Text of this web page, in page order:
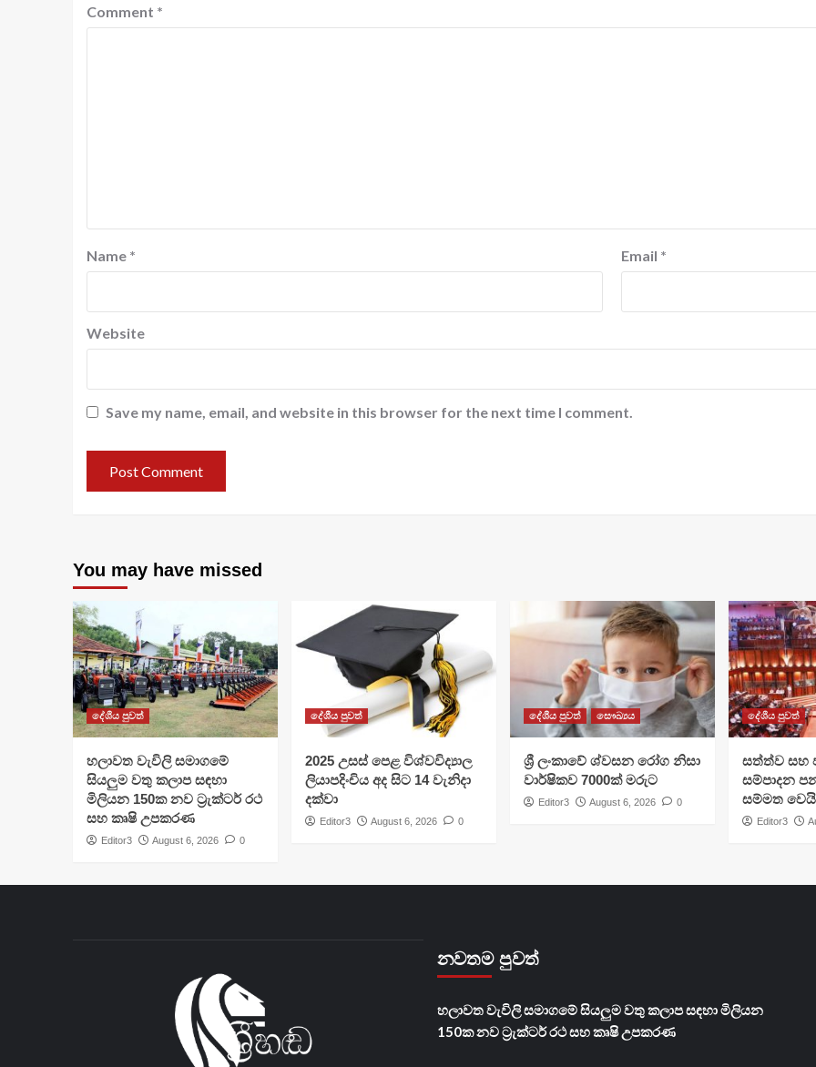
Comment *
Name * Email *
Website
Save my name, email, and website in this browser for the next time I comment.
You may have missed
දේශීය පුවත්
හලාවත වැවිලි සමාගමේ
සියලුම වතු කලාප සඳහා
මිලියන 150ක නව ට්‍රැක්ටර් රථ
සහ කෘෂි උපකරණ
Editor3 August 6, 2026 0
දේශීය පුවත්
​2025 උසස් පෙළ විශ්වවිද්‍යාල
ලියාපදිංචිය අද සිට 14 වැනිදා
දක්වා
Editor3 August 6, 2026 0
දේශීය පුවත් සෞඛ්‍යය
ශ්‍රී ලංකාවේ ශ්වසන රෝග නිසා
වාර්ෂිකව 7000ක් මරුට
Editor3 August 6, 2026 0
දේශීය පුවත්
සත්ත්ව සහ
සම්පාදන
සම්මත වෙයි
Editor3
නවතම පුවත්
හලාවත වැවිලි සමාගමේ සියලුම වතු කලාප සඳහා මිලියන
150ක නව ට්‍රැක්ටර් රථ සහ කෘෂි උපකරණ